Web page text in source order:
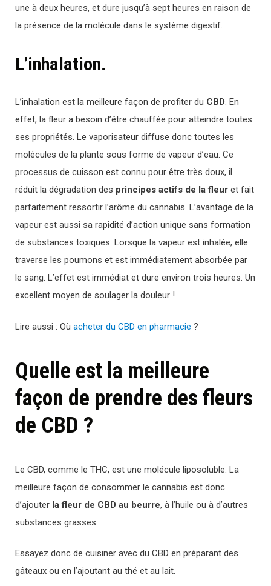
une à deux heures, et dure jusqu’à sept heures en raison de
la présence de la molécule dans le système digestif.
L’inhalation.
L’inhalation est la meilleure façon de profiter du CBD. En
effet, la fleur a besoin d’être chauffée pour atteindre toutes
ses propriétés. Le vaporisateur diffuse donc toutes les
molécules de la plante sous forme de vapeur d’eau. Ce
processus de cuisson est connu pour être très doux, il
réduit la dégradation des principes actifs de la fleur et fait
parfaitement ressortir l’arôme du cannabis. L’avantage de la
vapeur est aussi sa rapidité d’action unique sans formation
de substances toxiques. Lorsque la vapeur est inhalée, elle
traverse les poumons et est immédiatement absorbée par
le sang. L’effet est immédiat et dure environ trois heures. Un
excellent moyen de soulager la douleur !
Lire aussi : Où acheter du CBD en pharmacie ?
Quelle est la meilleure
façon de prendre des fleurs
de CBD ?
Le CBD, comme le THC, est une molécule liposoluble. La
meilleure façon de consommer le cannabis est donc
d’ajouter la fleur de CBD au beurre, à l’huile ou à d’autres
substances grasses.
Essayez donc de cuisiner avec du CBD en préparant des
gâteaux ou en l’ajoutant au thé et au lait.